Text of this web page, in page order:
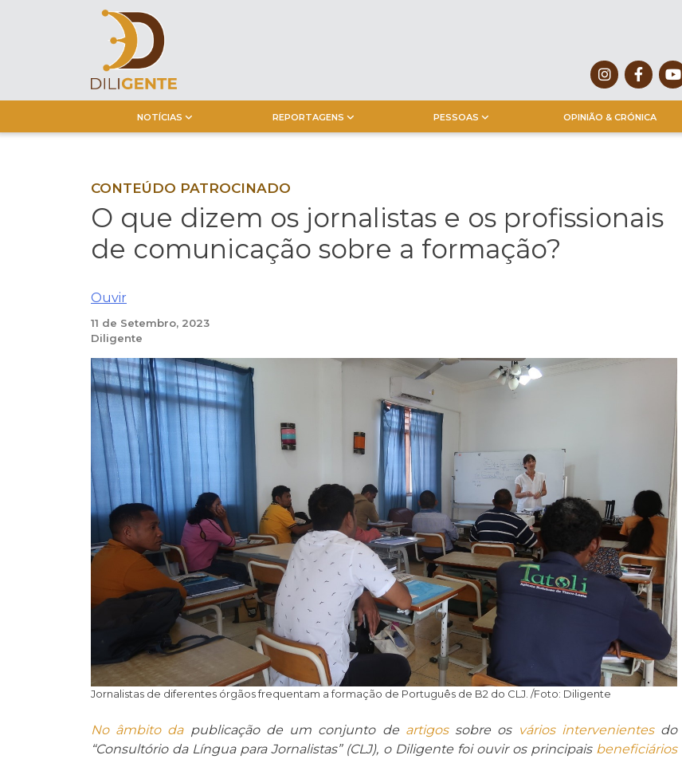
NOTÍCIAS REPORTAGENS PESSOAS OPINIÃO & CRÓNICA
CONTEÚDO PATROCINADO
O que dizem os jornalistas e os profissionais
de comunicação sobre a formação?
Ouvir
11 de Setembro, 2023
Diligente
Jornalistas de diferentes órgãos frequentam a formação de Português de B2 do CLJ. /Foto: Diligente
No âmbito dapublicação de um conjunto de artigossobre os vários intervenientesdo
“Consultório da Língua para Jornalistas” (CLJ), o Diligente foi ouvir os principais beneficiários